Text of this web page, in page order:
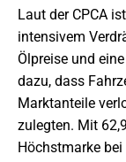
Laut der CPCA
intensivem
Ölpreise und
dazu, dass
Marktanteile
zulegten. Mit
Höchstmarke